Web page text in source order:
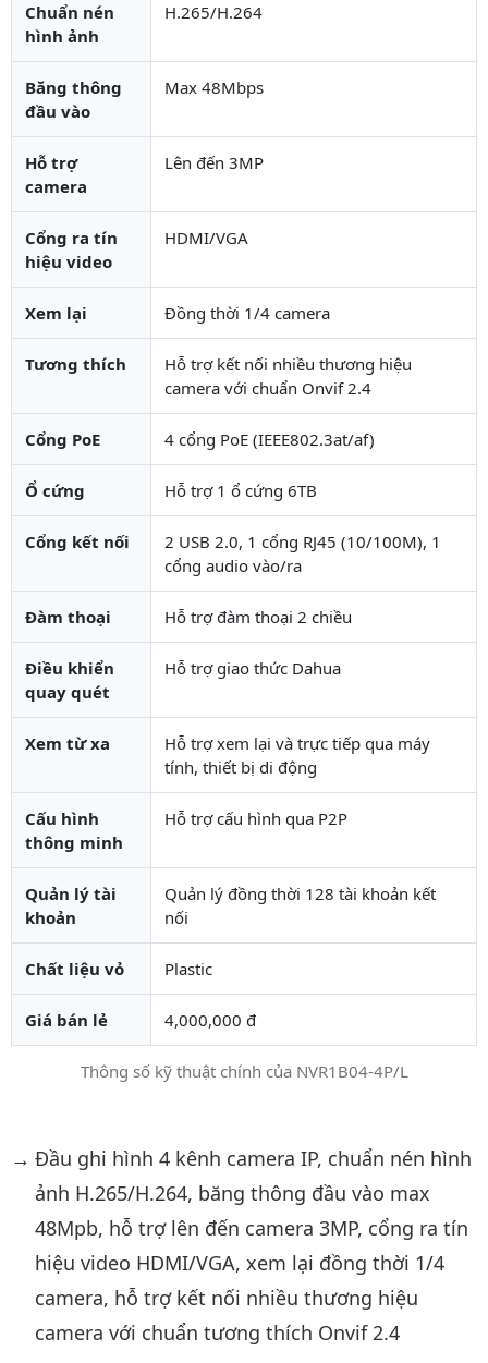
Thông số kỹ thuật chính của NVR1B04-4P/L
Chuẩn nén
hình ảnh
H.265/H.264
Băng thông
đầu vào
Max 48Mbps
Hỗ trợ
camera
Lên đến 3MP
Cổng ra tín
hiệu video
HDMI/VGA
Xem lại Đồng thời 1/4 camera
Tương thích
Hỗ trợ kết nối nhiều thương hiệu
camera với chuẩn Onvif 2.4
Cổng PoE 4 cổng PoE (IEEE802.3at/af)
Ổ cứng Hỗ trợ 1 ổ cứng 6TB
Cổng kết nối
2 USB 2.0, 1 cổng RJ45 (10/100M), 1
cổng audio vào/ra
Đàm thoại Hỗ trợ đàm thoại 2 chiều
Điều khiển
quay quét
Hỗ trợ giao thức Dahua
Xem từ xa
Hỗ trợ xem lại và trực tiếp qua máy
tính, thiết bị di động
Cấu hình
thông minh
Hỗ trợ cấu hình qua P2P
Quản lý tài
khoản
Quản lý đồng thời 128 tài khoản kết
nối
Chất liệu vỏ Plastic
Giá bán lẻ 4,000,000 đ
Mô tả chi tiết sản phẩm
Đầu ghi hình 4 kênh camera IP, chuẩn nén hình
ảnh H.265/H.264, băng thông đầu vào max
48Mpb, hỗ trợ lên đến camera 3MP, cổng ra tín
hiệu video HDMI/VGA, xem lại đồng thời 1/4
camera, hỗ trợ kết nối nhiều thương hiệu
camera với chuẩn tương thích Onvif 2.4